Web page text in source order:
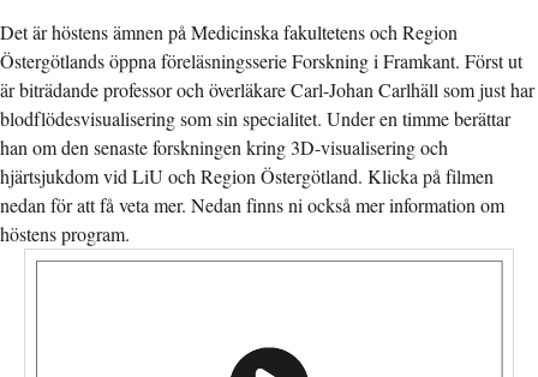
Det är höstens ämnen på Medicinska fakultetens och Region
Östergötlands öppna föreläsningsserie Forskning i Framkant. Först ut
är biträdande professor och överläkare Carl-Johan Carlhäll som just har
blodflödesvisualisering som sin specialitet. Under en timme berättar
han om den senaste forskningen kring 3D-visualisering och
hjärtsjukdom vid LiU och Region Östergötland. Klicka på filmen
nedan för att få veta mer. Nedan finns ni också mer information om
höstens program.